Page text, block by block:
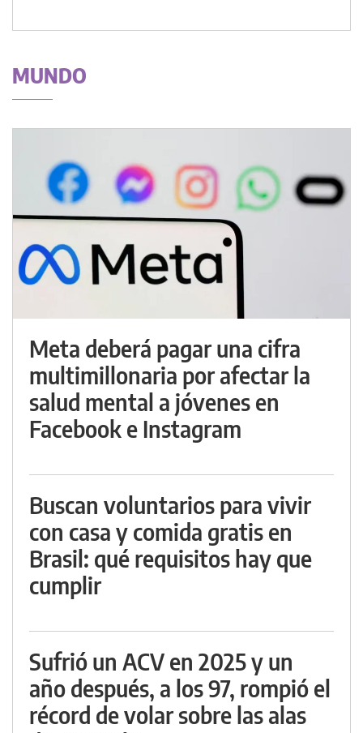
MUNDO
Meta deberá pagar una cifra
multimillonaria por afectar la
salud mental a jóvenes en
Facebook e Instagram
Buscan voluntarios para vivir
con casa y comida gratis en
Brasil: qué requisitos hay que
cumplir
Sufrió un ACV en 2025 y un
año después, a los 97, rompió el
récord de volar sobre las alas